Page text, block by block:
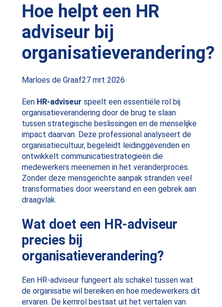
Hoe helpt een HR
adviseur bij
organisatieverandering?
Posted
Marloes de Graaf27 mrt 2026
Een HR-adviseur speelt een essentiële rol bij
organisatieverandering door de brug te slaan
tussen strategische beslissingen en de menselijke
impact daarvan. Deze professional analyseert de
organisatiecultuur, begeleidt leidinggevenden en
ontwikkelt communicatiestrategieën die
medewerkers meenemen in het veranderproces.
Zonder deze mensgerichte aanpak stranden veel
transformaties door weerstand en een gebrek aan
draagvlak.
Wat doet een HR-adviseur
precies bij
organisatieverandering?
Een HR-adviseur fungeert als schakel tussen wat
de organisatie wil bereiken en hoe medewerkers dit
ervaren. De kernrol bestaat uit het vertalen van